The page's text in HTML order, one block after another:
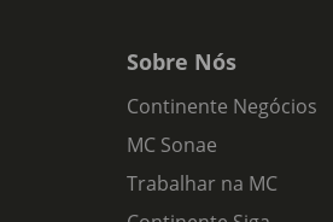
Sobre Nós
Continente Negócios
MC Sonae
Trabalhar na MC